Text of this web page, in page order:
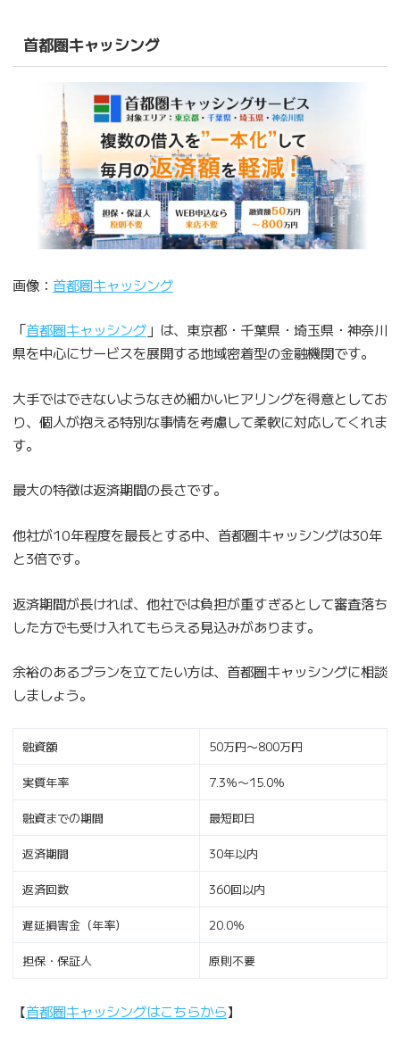
首都圏キャッシング
画像： 首都圏キャッシング
「首都圏キャッシング」は、東京都・千葉県・埼玉県・神奈川
県を中心にサービスを展開する地域密着型の金融機関です。
大手ではできないようなきめ細かいヒアリングを得意としてお
り、個人が抱える特別な事情を考慮して柔軟に対応してくれま
す。
最大の特徴は返済期間の長さです。
他社が10年程度を最長とする中、首都圏キャッシングは30年
と3倍です。
返済期間が長ければ、他社では負担が重すぎるとして審査落ち
した方でも受け入れてもらえる見込みがあります。
余裕のあるプランを立てたい方は、首都圏キャッシングに相談
しましょう。
融資額 50万円〜800万円
実質年率 7.3％〜15.0％
融資までの期間 最短即日
返済期間 30年以内
返済回数 360回以内
遅延損害金（年率） 20.0％
担保・保証人 原則不要
【首都圏キャッシングはこちらから】